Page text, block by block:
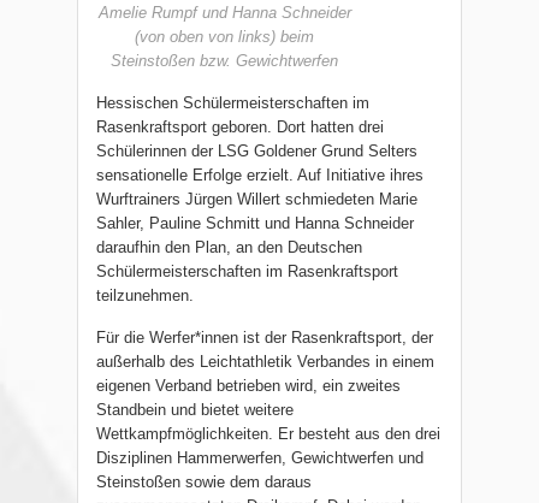
Amelie Rumpf und Hanna Schneider
(von oben von links) beim
Steinstoßen bzw. Gewichtwerfen
Hessischen Schülermeisterschaften im
Rasenkraftsport geboren. Dort hatten drei
Schülerinnen der LSG Goldener Grund Selters
sensationelle Erfolge erzielt. Auf Initiative ihres
Wurftrainers Jürgen Willert schmiedeten Marie
Sahler, Pauline Schmitt und Hanna Schneider
daraufhin den Plan, an den Deutschen
Schülermeisterschaften im Rasenkraftsport
teilzunehmen.
Für die Werfer*innen ist der Rasenkraftsport, der
außerhalb des Leichtathletik Verbandes in einem
eigenen Verband betrieben wird, ein zweites
Standbein und bietet weitere
Wettkampfmöglichkeiten. Er besteht aus den drei
Disziplinen Hammerwerfen, Gewichtwerfen und
Steinstoßen sowie dem daraus